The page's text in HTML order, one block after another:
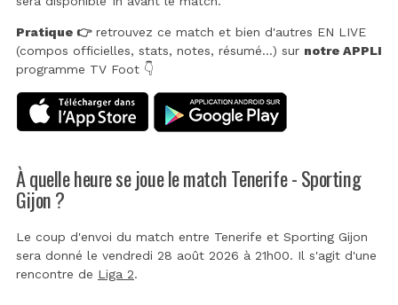
Pratique 👉retrouvez ce match et bien d'autres EN LIVE
(compos officielles, stats, notes, résumé...) sur notre APPLI
programme TV Foot 👇
À quelle heure se joue le match Tenerife - Sporting
Gijon ?
Le coup d'envoi du match entre Tenerife et Sporting Gijon
sera donné le vendredi 28 août 2026 à 21h00. Il s'agit d'une
rencontre de Liga 2.